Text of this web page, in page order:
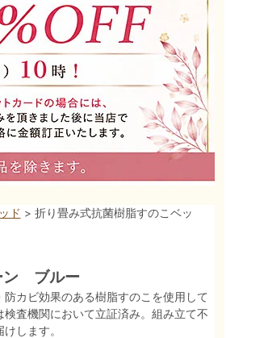
ド > 折り畳み式抗菌樹脂すのこベッ
ン ブルー
カビ効果のある樹脂すのこを使用して
査機関において立証済み。組み立て不
します。